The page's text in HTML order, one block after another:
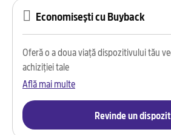
Economisești cu Buyback
Oferă o a doua viață dispozitivului tău
achiziției tale
Află mai multe
Revinde un